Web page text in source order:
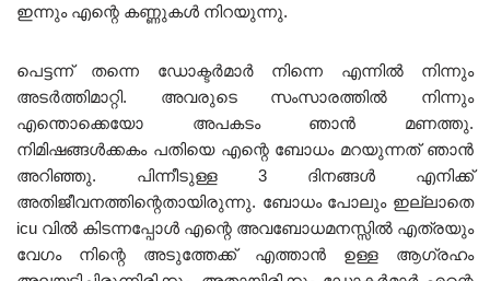
ഇന്നും എന്റെ കണ്ണുകൾ നിറയുന്നു.
പെട്ടന്ന് തന്നെ ഡോക്ടർമാർ നിന്നെ എന്നിൽ നിന്നും
അടർത്തിമാറ്റി. അവരുടെ സംസാരത്തിൽ നിന്നും
എന്തൊക്കെയോ അപകടം ഞാൻ മണത്തു.
നിമിഷങ്ങൾക്കകം പതിയെ എന്റെ ബോധം മറയുന്നത് ഞാൻ
അറിഞ്ഞു. പിന്നീടുള്ള 3 ദിനങ്ങൾ എനിക്ക്
അതിജീവനത്തിന്റെതായിരുന്നു. ബോധം പോലും ഇല്ലാതെ
icu വിൽ കിടന്നപ്പോൾ എന്റെ അവബോധമനസ്സിൽ എത്രയും
വേഗം നിന്റെ അടുത്തേക്ക് എത്താൻ ഉള്ള ആഗ്രഹം